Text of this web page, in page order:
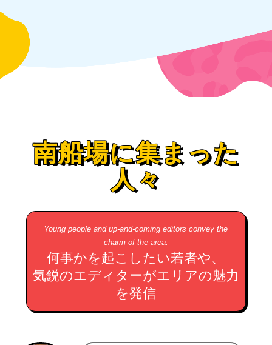
南船場に集まった
人々
Young people and up-and-coming editors convey the
charm of the area.
何事かを起こしたい若者や、
気鋭のエディターがエリアの魅力
を発信